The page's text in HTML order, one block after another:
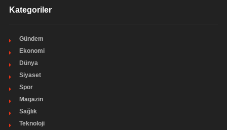
Kategoriler
Gündem
Ekonomi
Dünya
Siyaset
Spor
Magazin
Sağlık
Teknoloji